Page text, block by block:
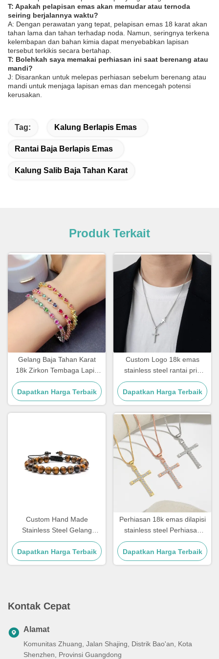
T: Apakah pelapisan emas akan memudar atau ternoda
seiring berjalannya waktu?
A: Dengan perawatan yang tepat, pelapisan emas 18 karat akan
tahan lama dan tahan terhadap noda. Namun, seringnya terkena
kelembapan dan bahan kimia dapat menyebabkan lapisan
tersebut terkikis secara bertahap.
T: Bolehkah saya memakai perhiasan ini saat berenang atau
mandi?
J: Disarankan untuk melepas perhiasan sebelum berenang atau
mandi untuk menjaga lapisan emas dan mencegah potensi
kerusakan.
Tag: Kalung Berlapis Emas
Rantai Baja Berlapis Emas
Kalung Salib Baja Tahan Karat
Produk Terkait
Gelang Baja Tahan Karat
18k Zirkon Tembaga Lapis
Emas Berlian Wanita
Dapatkan Harga Terbaik
Custom Logo 18k emas
stainless steel rantai pria
Perhiasan Cross Pendant
Rantai
Dapatkan Harga Terbaik
Custom Hand Made
Stainless Steel Gelang
Couple Hadiah Mens Tiger
Eye Batu Manik Gelang
Dapatkan Harga Terbaik
Perhiasan 18k emas dilapisi
stainless steel Perhiasan
Wanita Choker Cross Kalung
20 Inch
Dapatkan Harga Terbaik
Kontak Cepat
Alamat
Komunitas Zhuang, Jalan Shajing, Distrik Bao'an, Kota
Shenzhen, Provinsi Guangdong